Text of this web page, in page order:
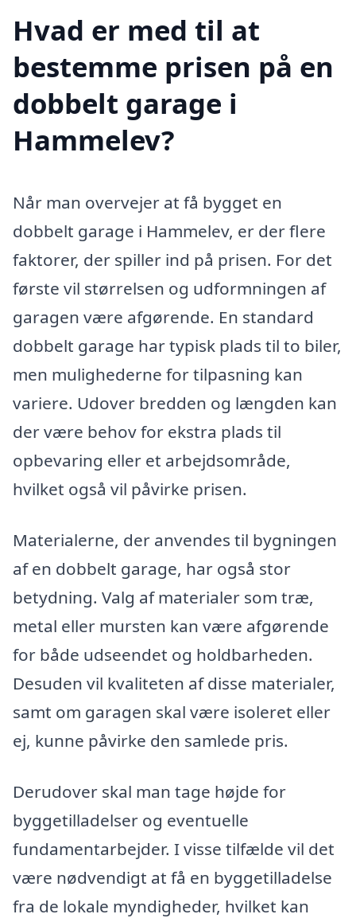
Hvad er med til at
bestemme prisen på en
dobbelt garage i
Hammelev?
Når man overvejer at få bygget en
dobbelt garage i Hammelev, er der flere
faktorer, der spiller ind på prisen. For det
første vil størrelsen og udformningen af
garagen være afgørende. En standard
dobbelt garage har typisk plads til to biler,
men mulighederne for tilpasning kan
variere. Udover bredden og længden kan
der være behov for ekstra plads til
opbevaring eller et arbejdsområde,
hvilket også vil påvirke prisen.
Materialerne, der anvendes til bygningen
af en dobbelt garage, har også stor
betydning. Valg af materialer som træ,
metal eller mursten kan være afgørende
for både udseendet og holdbarheden.
Desuden vil kvaliteten af disse materialer,
samt om garagen skal være isoleret eller
ej, kunne påvirke den samlede pris.
Derudover skal man tage højde for
byggetilladelser og eventuelle
fundamentarbejder. I visse tilfælde vil det
være nødvendigt at få en byggetilladelse
fra de lokale myndigheder, hvilket kan